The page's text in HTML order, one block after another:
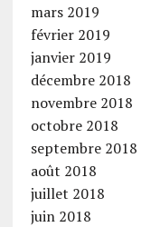
mars 2019
février 2019
janvier 2019
décembre 2018
novembre 2018
octobre 2018
septembre 2018
août 2018
juillet 2018
juin 2018